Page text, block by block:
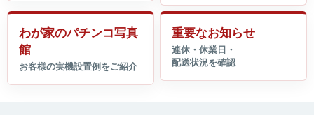
わが家のパチンコ写真
館
重要なお知らせ